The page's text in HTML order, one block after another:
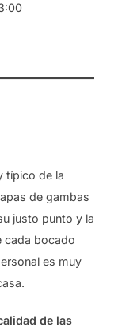
típico de la
de gambas
justo punto y la
cada bocado
es muy
de las